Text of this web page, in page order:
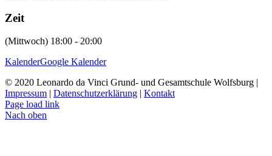
Zeit
(Mittwoch) 18:00 - 20:00
KalenderGoogle Kalender
© 2020 Leonardo da Vinci Grund- und Gesamtschule Wolfsburg |
Impressum | Datenschutzerklärung | Kontakt
Page load link
Nach oben